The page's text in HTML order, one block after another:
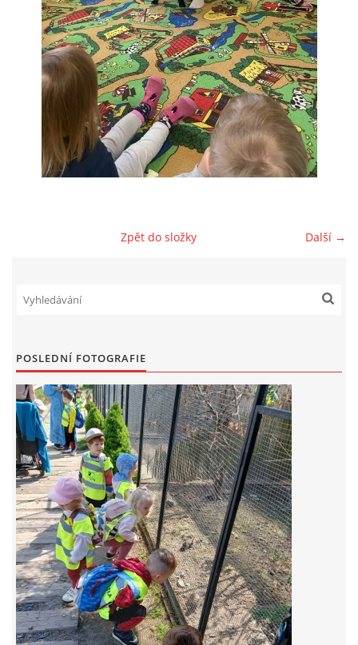
AKTUALITY
AKTIVITY DĚTÍ
VÝCHOVNÝ PLÁN PÉČE
JAK PROBÍHÁ ADAPTACE V NAŠÍ DĚTSKÉ SKUPINĚ
FOTOALBUM
© 2026 eStránky.cz
Další →
Zpět do složky
POSLEDNÍ FOTOGRAFIE